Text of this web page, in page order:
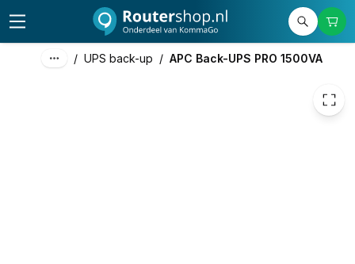
/ UPS back-up / APC Back-UPS PRO 1500VA
377,79 excl. btw
incl. btw